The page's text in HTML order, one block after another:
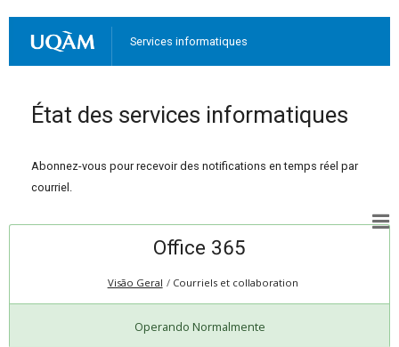
Services informatiques
État des services informatiques
Abonnez-vous pour recevoir des notifications en temps réel par
courriel.
Office 365
Visão Geral Courriels et collaboration
Operando Normalmente